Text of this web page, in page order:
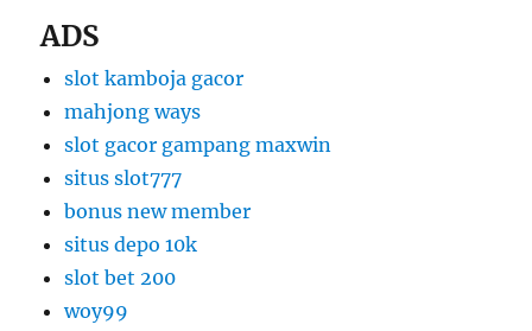
ADS
slot kamboja gacor
mahjong ways
slot gacor gampang maxwin
situs slot777
bonus new member
situs depo 10k
slot bet 200
woy99